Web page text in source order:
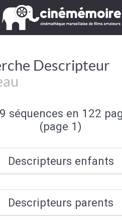
Descripteur
séquences en 122
(page 1)
Descripteurs enfants
forme|Chapeau melon|
Chapeau de paille|
Cagoule|Béret|Bonnet|
Descripteurs parents